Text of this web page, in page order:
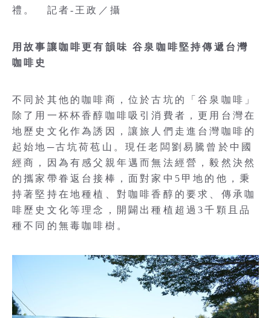
禮。 記者-王政／攝
用故事讓咖啡更有韻味 谷泉咖啡堅持傳遞台灣
咖啡史
不同於其他的咖啡商，位於古坑的「谷泉咖啡」
除了用一杯杯香醇咖啡吸引消費者，更用台灣在
地歷史文化作為誘因，讓旅人們走進台灣咖啡的
起始地─古坑荷苞山。現任老闆劉易騰曾於中國
經商，因為有感父親年邁而無法經營，毅然決然
的攜家帶眷返台接棒，面對家中5甲地的他，秉
持著堅持在地種植、對咖啡香醇的要求、傳承咖
啡歷史文化等理念，開闢出種植超過3千顆且品
種不同的無毒咖啡樹。